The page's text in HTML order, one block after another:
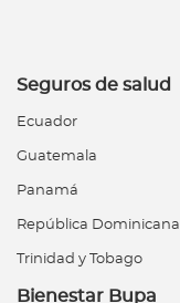
Seguros de salud
Ecuador
Guatemala
Panamá
República Dominicana
Trinidad y Tobago
Bienestar Bupa